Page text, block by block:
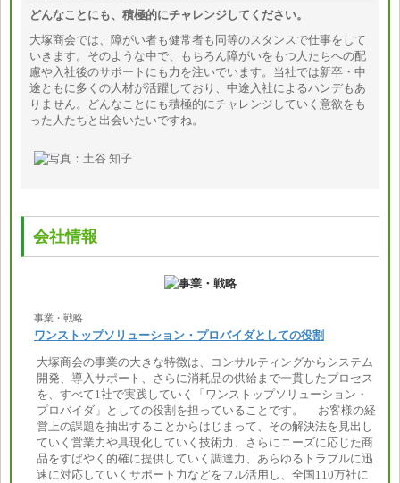
どんなことにも、積極的にチャレンジしてください。
大塚商会では、障がい者も健常者も同等のスタンスで仕事をして
いきます。そのような中で、もちろん障がいをもつ人たちへの配
慮や入社後のサポートにも力を注いでいます。当社では新卒・中
途ともに多くの人材が活躍しており、中途入社によるハンデもあ
りません。どんなことにも積極的にチャレンジしていく意欲をも
った人たちと出会いたいですね。
会社情報
事業・戦略
ワンストップソリューション・プロバイダとしての役割
大塚商会の事業の大きな特徴は、コンサルティングからシステム
開発、導入サポート、さらに消耗品の供給まで一貫したプロセス
を、すべて1社で実践していく「ワンストップソリューション・
プロバイダ」としての役割を担っていることです。 お客様の経
営上の課題を抽出することからはじまって、その解決法を見出し
ていく営業力や具現化していく技術力、さらにニーズに応じた商
品をすばやく的確に提供していく調達力、あらゆるトラブルに迅
速に対応していくサポート力などをフル活用し、全国110万社に